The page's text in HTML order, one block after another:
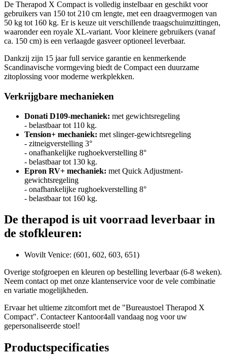
De Therapod X Compact is volledig instelbaar en geschikt voor
gebruikers van 150 tot 210 cm lengte, met een draagvermogen van
50 kg tot 160 kg. Er is keuze uit verschillende traagschuimzittingen,
waaronder een royale XL-variant. Voor kleinere gebruikers (vanaf
ca. 150 cm) is een verlaagde gasveer optioneel leverbaar.
Dankzij zijn 15 jaar full service garantie en kenmerkende
Scandinavische vormgeving biedt de Compact een duurzame
zitoplossing voor moderne werkplekken.
Verkrijgbare mechanieken
Donati D109-mechaniek: met gewichtsregeling
- belastbaar tot 110 kg.
Tension+ mechaniek: met slinger-gewichtsregeling
- zitneigverstelling 3°
- onafhankelijke rughoekverstelling 8°
- belastbaar tot 130 kg.
Epron RV+ mechaniek: met Quick Adjustment-
gewichtsregeling
- onafhankelijke rughoekverstelling 8°
- belastbaar tot 160 kg.
De therapod is uit voorraad leverbaar in
de stofkleuren:
Wovilt Venice: (601, 602, 603, 651)
Overige stofgroepen en kleuren op bestelling leverbaar (6-8 weken).
Neem contact op met onze klantenservice voor de vele combinatie
en variatie mogelijkheden.
Ervaar het ultieme zitcomfort met de "Bureaustoel Therapod X
Compact". Contacteer Kantoor4all vandaag nog voor uw
gepersonaliseerde stoel!
Productspecificaties